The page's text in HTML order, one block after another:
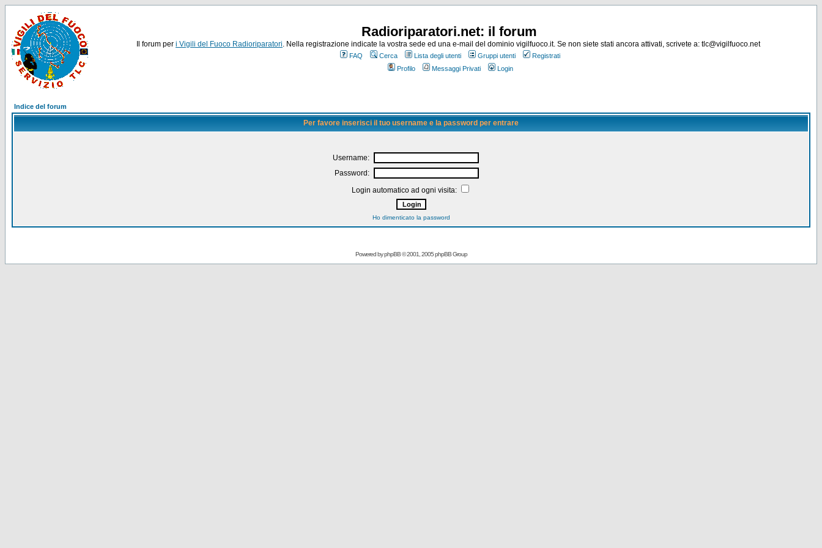
Radioriparatori.net: il forum
Il forum per i Vigili del Fuoco Radioriparatori. Nella registrazione indicate la vostra sede ed una e-mail del dominio vigilfuoco.it. Se non siete stati ancora attivati, scrivete a: tlc@vigilfuoco.net
FAQ Cerca Lista degli utenti Gruppi utenti
Registrati
Profilo
Messaggi Privati Login
Indice del forum
Per favore inserisci il tuo username e la password per entrare
Username:
Password:
Login automatico ad ogni visita:
Ho dimenticato la password
Powered byphpBB© 2001, 2005 phpBB Group